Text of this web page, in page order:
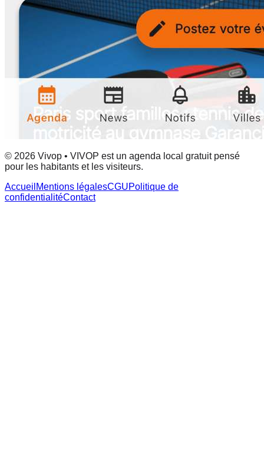
© 2026 Vivop • VIVOP est un agenda local gratuit pensé
pour les habitants et les visiteurs.
Accueil Mentions légalesCGUPolitique de
confidentialitéContact